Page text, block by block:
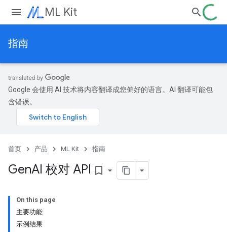
ML Kit
指南
Google 会使用 AI 技术将内容翻译成您偏好的语言。AI 翻译可能包
含错误。
首页 产品 ML Kit 指南
GenAI 校对 API bookmark_border
On this page
主要功能
示例结果